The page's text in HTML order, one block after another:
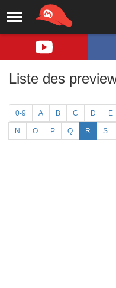
Liste des
0-9 A B C D E
N O P Q R S